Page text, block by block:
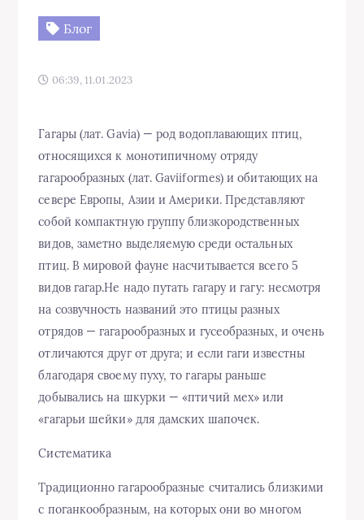
Блог
06:39, 11.01.2023
Гагары (лат. Gavia) — род водоплавающих птиц,
относящихся к монотипичному отряду
гагарообразных (лат. Gaviiformes) и обитающих на
севере Европы, Азии и Америки. Представляют
собой компактную группу близкородственных
видов, заметно выделяемую среди остальных
птиц. В мировой фауне насчитывается всего 5
видов гагар.Не надо путать гагару и гагу: несмотря
на созвучность названий это птицы разных
отрядов — гагарообразных и гусеобразных, и очень
отличаются друг от друга; и если гаги известны
благодаря своему пуху, то гагары раньше
добывались на шкурки — «птичий мех» или
«гагарьи шейки» для дамских шапочек.
Систематика
Традиционно гагарообразные считались близкими
с поганкообразным, на которых они во многом